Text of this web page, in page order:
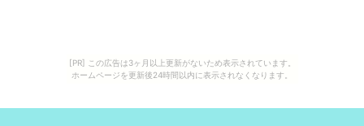
[PR] この広告は3ヶ月以上更新がないため表示されています。
ホームページを更新後24時間以内に表示されなくなります。